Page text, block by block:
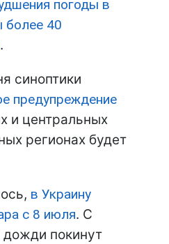
погоды в
более 40
.
синоптики
предупреждение
и центральных
регионах будет
в Украину
с 8 июля. С
дожди покинут